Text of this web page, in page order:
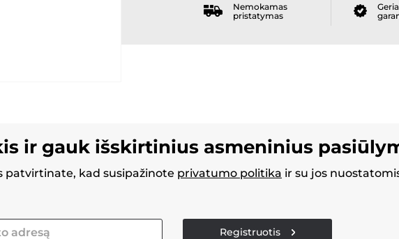
Nemokamas
pristatymas
ir gauk išskirtinius asmeninius
patvirtinate, kad susipažinote privatumo politika ir su jos
Registruotis